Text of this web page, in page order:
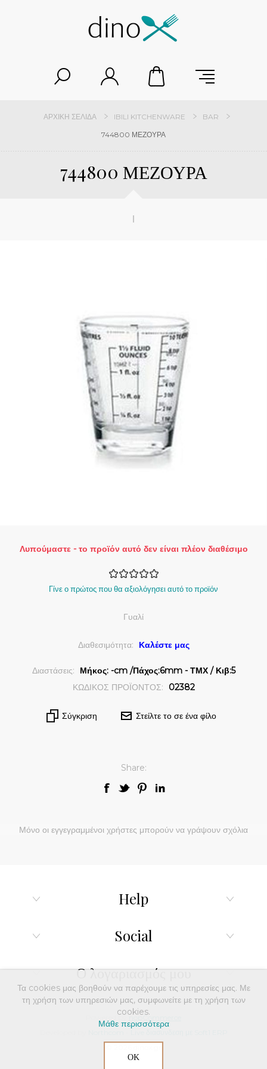
ΑΡΧΙΚΉ ΣΕΛΊΔΑ IBILI KITCHENWARE
BAR
744800 ΜΕΖΟΥΡΑ
744800 ΜΕΖΟΥΡΑ
Λυπούμαστε - το προϊόν αυτό δεν είναι πλέον διαθέσιμο
Γίνε ο πρώτος που θα αξιολόγησει αυτό το προϊόν
Γυαλί
Διαθεσιμότητα: Καλέστε μας
Διαστάσεις:
Μήκος: -cm /Πάχος:6mm - ΤΜΧ / Κιβ:5
ΚΩΔΙΚΟΣ ΠΡΟΪΟΝΤΟΣ:
02382
Σύγκριση Στείλτε το σε ένα φίλο
Share:
Μόνο οι εγγεγραμμένοι χρήστες μπορούν να γράψουν σχόλια
Help
Social
Ο λογαριασμός μου
Powered by nopCommerce
Τα cookies μας βοηθούν να παρέχουμε τις υπηρεσίες μας. Με
τη χρήση των υπηρεσιών μας, συμφωνείτε με τη χρήση των
cookies.
Μάθε περισσότερα
ΟΚ